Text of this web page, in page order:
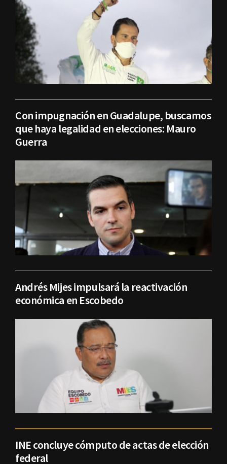
Con impugnación en Guadalupe, buscamos
que haya legalidad en elecciones: Mauro
Guerra
Andrés Mijes impulsará la reactivación
económica en Escobedo
INE concluye cómputo de actas de elección
federal